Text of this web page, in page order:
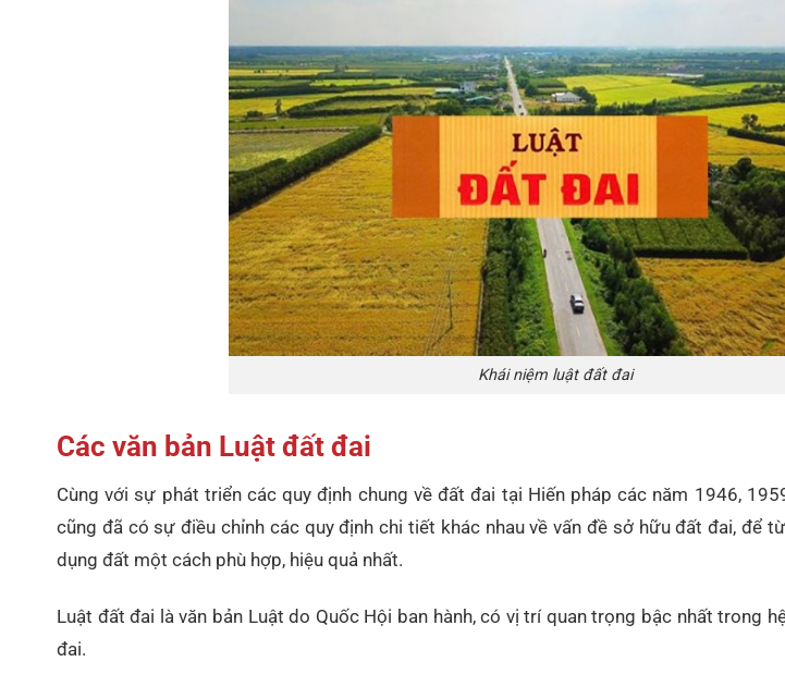
Khái niệm luật đất đai
Các văn bản Luật đất đai
Cùng với sự phát triển các quy định chung về đất đai tại Hiến pháp các năm 1946,
cũng đã có sự điều chỉnh các quy định chi tiết khác nhau về vấn đề sở hữu đất đai, để
dụng đất một cách phù hợp, hiệu quả nhất.
Luật đất đai là văn bản Luật do Quốc Hội ban hành, có vị trí quan trọng bậc nhất trong
đai.